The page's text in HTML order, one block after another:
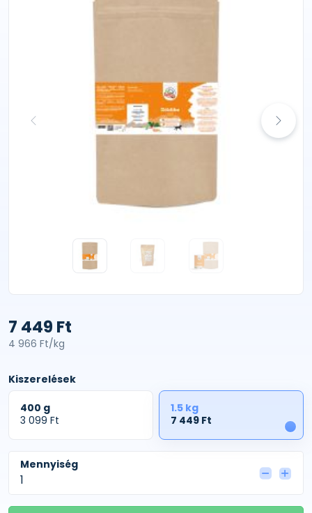
7 449 Ft
4 966 Ft/kg
Kiszerelések
400 g
3 099 Ft
1
1.5 kg
7 449 Ft
Mennyiség